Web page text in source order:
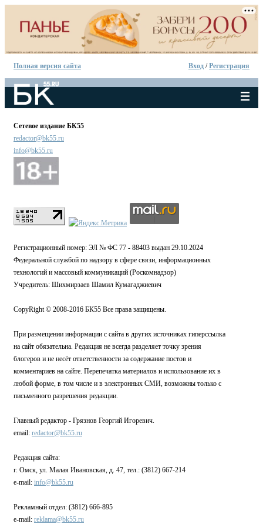
Полная версия сайта Вход /Регистрация
Сетевое издание БК55
redactor@bk55.ru
info@bk55.ru
Регистрационный номер: ЭЛ № ФС 77 - 88403 выдан 29.10.2024
Федеральной службой по надзору в сфере связи, информационных
технологий и массовый коммуникаций (Роскомнадзор)
Учредитель: Шихмирзаев Шамил Кумагаджиевич
CopyRight © 2008-2016 БК55 Все права защищены.
При размещении информации с сайта в других источниках гиперссылка
на сайт обязательна. Редакция не всегда разделяет точку зрения
блогеров и не несёт ответственности за содержание постов и
комментариев на сайте. Перепечатка материалов и использование их в
любой форме, в том числе и в электронных СМИ, возможны только с
письменного разрешения редакции.
Главный редактор - Грязнов Георгий Игоревич.
email: redactor@bk55.ru
Редакция сайта:
г. Омск, ул. Малая Ивановская, д. 47, тел.: (3812) 667-214
e-mail: info@bk55.ru
Рекламный отдел: (3812) 666-895
e-mail: reklama@bk55.ru